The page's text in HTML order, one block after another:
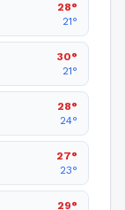
28°
21°
30°
21°
28°
24°
27°
23°
29°